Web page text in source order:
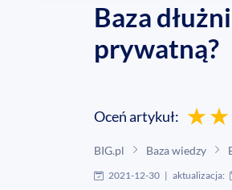
Baza
prywatną?
Oceń artykuł:
BIG.pl Baza wiedzy
2021-12-30 | aktualizacja: